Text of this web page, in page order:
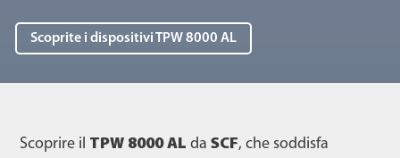
Scoprite i dispositivi TPW 8000 AL
Scoprire il TPW 8000 AL da SCF, che soddisfa